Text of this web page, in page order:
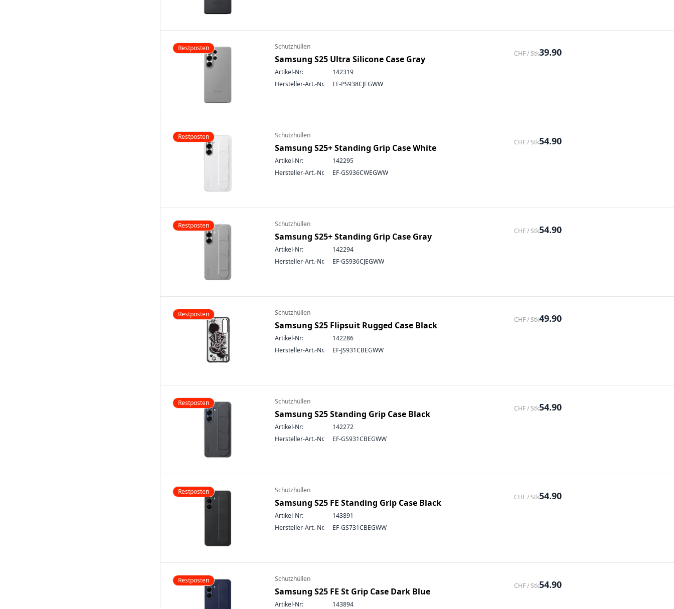
Restposten Schutzhüllen
Samsung S25 Ultra Silicone Case Gray
Artikel-Nr:
142319
Hersteller-Art.-Nr.
EF-PS938CJEGWW
CHF / Stk39.90
Restposten Schutzhüllen
Samsung S25+ Standing Grip Case White
Artikel-Nr:
142295
Hersteller-Art.-Nr.
EF-GS936CWEGWW
CHF / Stk54.90
Restposten Schutzhüllen
Samsung S25+ Standing Grip Case Gray
Artikel-Nr:
142294
Hersteller-Art.-Nr.
EF-GS936CJEGWW
CHF / Stk54.90
Restposten Schutzhüllen
Samsung S25 Flipsuit Rugged Case Black
Artikel-Nr:
142286
Hersteller-Art.-Nr.
EF-JS931CBEGWW
CHF / Stk49.90
Restposten Schutzhüllen
Samsung S25 Standing Grip Case Black
Artikel-Nr:
142272
Hersteller-Art.-Nr.
EF-GS931CBEGWW
CHF / Stk54.90
Restposten Schutzhüllen
Samsung S25 FE Standing Grip Case Black
Artikel-Nr:
143891
Hersteller-Art.-Nr.
EF-GS731CBEGWW
CHF / Stk54.90
Restposten Schutzhüllen
Samsung S25 FE St Grip Case Dark Blue
Artikel-Nr: 143894
CHF / Stk54.90